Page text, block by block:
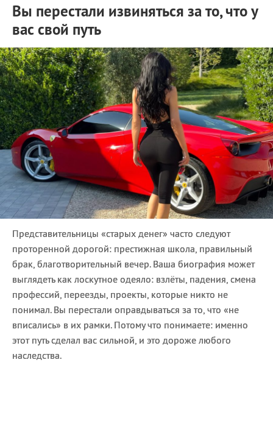
Вы перестали извиняться за то, что у
вас свой путь
Представительницы «старых денег» часто следуют
проторенной дорогой: престижная школа, правильный
брак, благотворительный вечер. Ваша биография может
выглядеть как лоскутное одеяло: взлёты, падения, смена
профессий, переезды, проекты, которые никто не
понимал. Вы перестали оправдываться за то, что «не
вписались» в их рамки. Потому что понимаете: именно
этот путь сделал вас сильной, и это дороже любого
наследства.